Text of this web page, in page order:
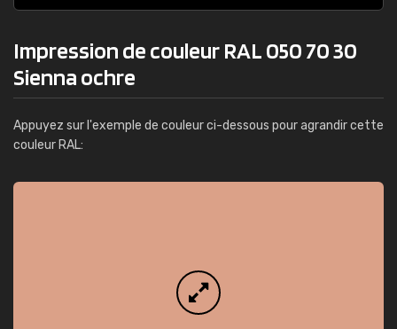
Impression de couleur RAL 050 70 30
Sienna ochre
Appuyez sur l'exemple de couleur ci-dessous pour agrandir cette
couleur RAL: